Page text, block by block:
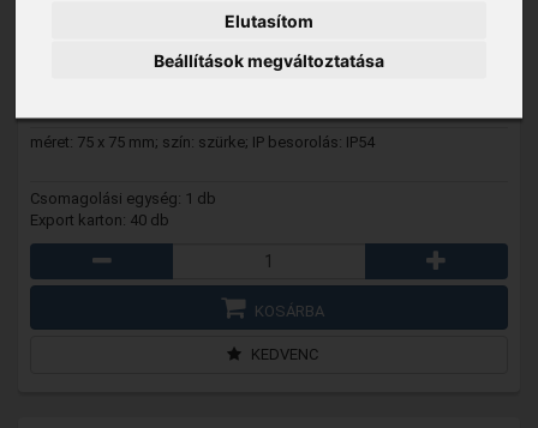
Elutasítom
Beállítások megváltoztatása
méret: 75 x 75 mm; szín: szürke; IP besorolás: IP54
Csomagolási egység: 1 db
Export karton: 40 db
KOSÁRBA
KEDVENC